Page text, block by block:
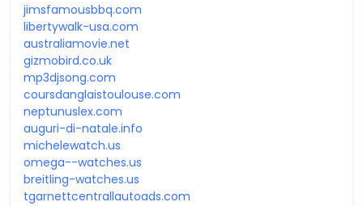
jimsfamousbbq.com
libertywalk-usa.com
australiamovie.net
gizmobird.co.uk
mp3djsong.com
coursdanglaistoulouse.com
neptunuslex.com
auguri-di-natale.info
michelewatch.us
omega--watches.us
breitling-watches.us
tgarnettcentrallautoads.com